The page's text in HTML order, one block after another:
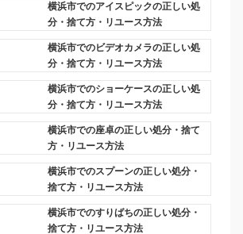
横浜市でのアイスピックの正しい処
分・捨て方・リユース方法
横浜市でのビデオカメラの正しい処
分・捨て方・リユース方法
横浜市でのショーケースの正しい処
分・捨て方・リユース方法
横浜市での座卓の正しい処分・捨て
方・リユース方法
横浜市でのスプーンの正しい処分・
捨て方・リユース方法
横浜市でのすりばちの正しい処分・
捨て方・リユース方法